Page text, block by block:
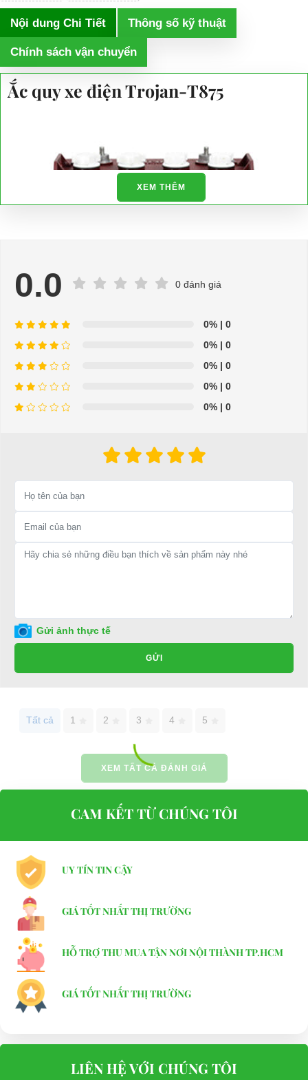
Nội dung Chi Tiết Thông số kỹ thuật
Chính sách vận chuyển
Ắc quy xe điện Trojan-T875
⇒ Xem thêm:
Bạn nên chọn mua Xe điện sân golf chất lượng giá
Để được tư vấn thêm về cách sử dụng xe ô tô điện để tăng tuổi thọ
cho xe hoặc có vấn đề gì cần được hỗ trợ, quý khách vui lòng liên
hệ:
LIÊN HỆ CÔNG TY:Công ty TNHH TM DV XNK
Địa chỉ: 845 Quốc Lộ 13, Phường Hiệp Bình Phước, Thành phố
E-mail:phuhuynhkd@gmail.com
Website:
Website:phutungxegolf.com
XEM THÊM
0.0 0 đánh giá
0% | 0
0% | 0
0% | 0
0% | 0
0% | 0
Gửi ảnh thực tế
GỬI
Tất cả 1 2 3 4 5
XEM TẤT CẢ ĐÁNH GIÁ
CAM KẾT TỪ CHÚNG TÔI
UY TÍN TIN CẬY
GIÁ TỐT NHẤT THỊ TRƯỜNG
HỖ TRỢ THU MUA TẬN NƠI NỘI THÀNH TP.HCM
GIÁ TỐT NHẤT THỊ TRƯỜNG
LIÊN HỆ VỚI CHÚNG TÔI